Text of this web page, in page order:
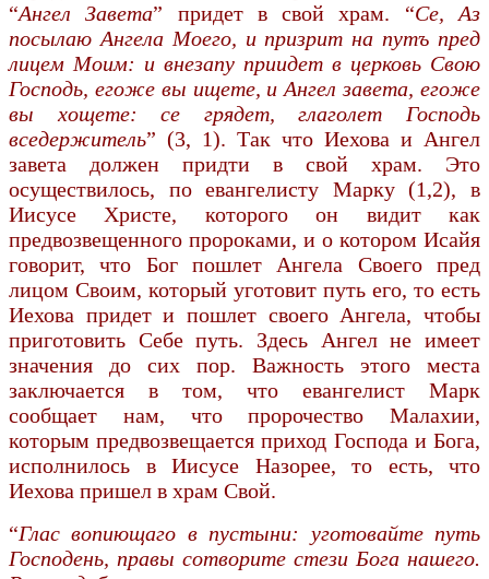
“Ангел За­вета” придет в свой храм. “Се, Аз
посылаю Ангела Моего, и призрит на путъ пред
лицем Моим: и внезапу приидет в церковь Свою
Господь, егоже вы ищете, и Ангел завета, егоже
вы хощете: се грядет, глаголет Господь
вседержитель” (3, 1). Так что Иехова и Ан­гел
завета должен придти в свой храм. Это
осуществилось, по евангелисту Марку (1,2), в
Иисусе Христе, которого он видит как
предвозвещенного пророками, и о котором Исайя
говорит, что Бог пошлет Ангела Своего пред
лицом Своим, который уготовит путь его, то есть
Иехова придет и пошлет своего Ангела, чтобы
приготовить Себе путь. Здесь Ангел не имеет
значения до сих пор. Важность этого места
заключается в том, что евангелист Марк
сообщает нам, что пророчество Малахии,
которым предвозвещается приход Господа и Бога,
исполнилось в Иисусе Назорее, то есть, что
Иехова пришел в храм Свой.
“Глас вопиющаго в пустыни: уготовайте путь
Господень, пра­вы сотворите стези Бога нашего.